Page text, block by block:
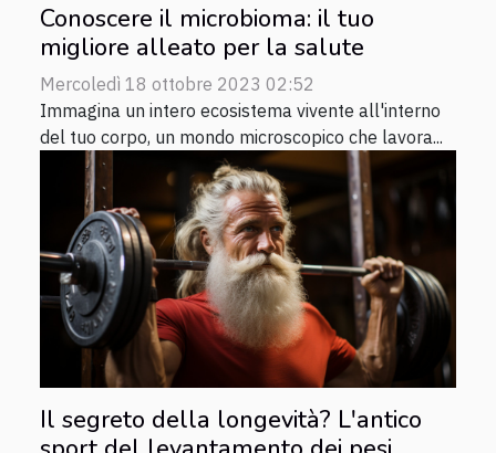
Conoscere il microbioma: il tuo
migliore alleato per la salute
Mercoledì 18 ottobre 2023 02:52
Immagina un intero ecosistema vivente all'interno
del tuo corpo, un mondo microscopico che lavora...
Il segreto della longevità? L'antico